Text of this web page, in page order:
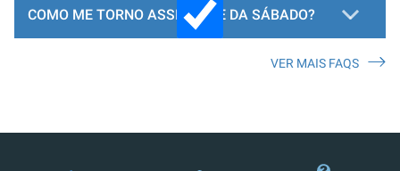
COMO ME TORNO ASSINANTE DA SÁBADO?
VER MAIS FAQS